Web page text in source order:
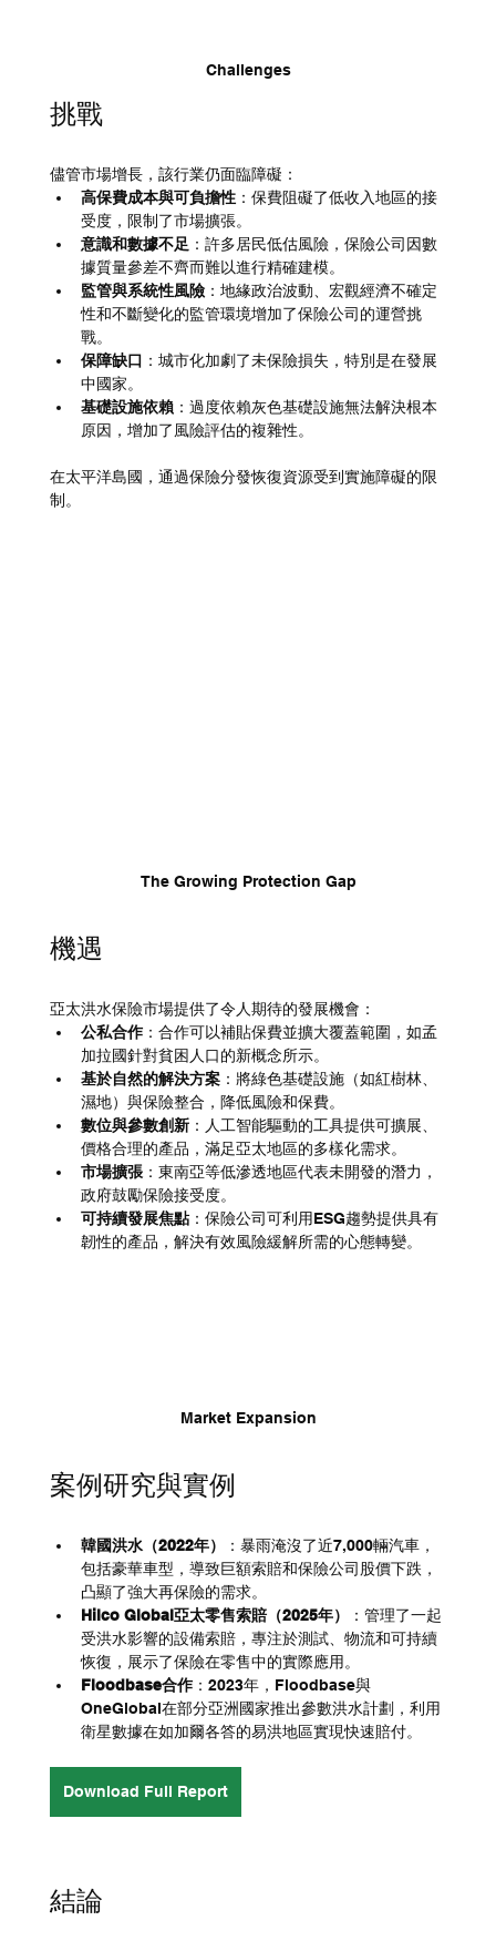
Challenges
挑戰
儘管市場增長，該行業仍面臨障礙：
高保費成本與可負擔性：保費阻礙了低收入地區的接
受度，限制了市場擴張。
意識和數據不足：許多居民低估風險，保險公司因數
據質量參差不齊而難以進行精確建模。
監管與系統性風險：地緣政治波動、宏觀經濟不確定
性和不斷變化的監管環境增加了保險公司的運營挑
戰。
保障缺口 ：城市化加劇了未保險損失，特別是在發展
中國家。
基礎設施依賴：過度依賴灰色基礎設施無法解決根本
原因，增加了風險評估的複雜性。
在太平洋島國，通過保險分發恢復資源受到實施障礙的限
制。
The Growing Protection Gap
機遇
亞太洪水保險市場提供了令人期待的發展機會：
公私合作：合作可以補貼保費並擴大覆蓋範圍，如孟
加拉國針對貧困人口的新概念所示。
基於自然的解決方案：將綠色基礎設施（如紅樹林、
濕地）與保險整合，降低風險和保費。
數位與參數創新：人工智能驅動的工具提供可擴展、
價格合理的產品，滿足亞太地區的多樣化需求。
市場擴張：東南亞等低滲透地區代表未開發的潛力，
政府鼓勵保險接受度。
可持續發展焦點：保險公司可利用ESG趨勢提供具有
韌性的產品，解決有效風險緩解所需的心態轉變。
Market Expansion
案例研究與實例
韓國洪水（2022年）
：暴雨淹沒了近7,000輛汽車，
包括豪華車型，導致巨額索賠和保險公司股價下跌，
凸顯了強大再保險的需求。
Hilco Global亞太零售索賠（2025年）
：管理了一起
受洪水影響的設備索賠，專注於測試、物流和可持續
恢復，展示了保險在零售中的實際應用。
Floodbase合作：2023年，Floodbase與
OneGlobal在部分亞洲國家推出參數洪水計劃，利用
衛星數據在如加爾各答的易洪地區實現快速賠付。
Download Full Report
結論